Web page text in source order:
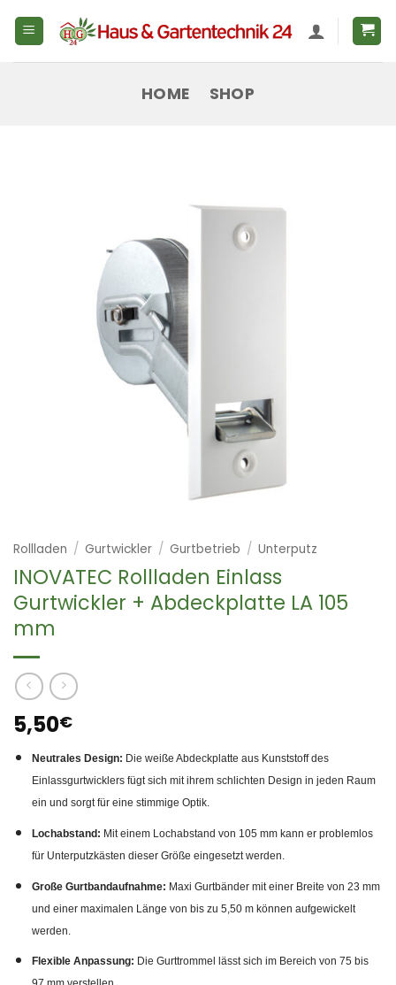
Inhalt
HOME SHOP
Rollladen / Gurtwickler / Gurtbetrieb / Unterputz
INOVATEC Rollladen Einlass
Gurtwickler + Abdeckplatte LA 105
mm
5,50€
Neutrales Design: Die weiße Abdeckplatte aus Kunststoff des
Einlassgurtwicklers fügt sich mit ihrem schlichten Design in jeden Raum
ein und sorgt für eine stimmige Optik.
Lochabstand: Mit einem Lochabstand von 105 mm kann er problemlos
für Unterputzkästen dieser Größe eingesetzt werden.
Große Gurtbandaufnahme: Maxi Gurtbänder mit einer Breite von 23 mm
und einer maximalen Länge von bis zu 5,50 m können aufgewickelt
werden.
Flexible Anpassung: Die Gurttrommel lässt sich im Bereich von 75 bis